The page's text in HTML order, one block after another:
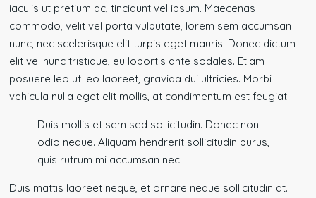
iaculis ut pretium ac, tincidunt vel ipsum. Maecenas
commodo, velit vel porta vulputate, lorem sem accumsan
nunc, nec scelerisque elit turpis eget mauris. Donec dictum
elit vel nunc tristique, eu lobortis ante sodales. Etiam
posuere leo ut leo laoreet, gravida dui ultricies. Morbi
vehicula nulla eget elit mollis, at condimentum est feugiat.
Duis mollis et sem sed sollicitudin. Donec non
odio neque. Aliquam hendrerit sollicitudin purus,
quis rutrum mi accumsan nec.
Duis mattis laoreet neque, et ornare neque sollicitudin at.